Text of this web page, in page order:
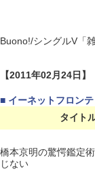
Buono!/シングルV「
【2011年02月24日】
■ イーネットフロン
タイト
橋本京明の驚愕鑑定
じない